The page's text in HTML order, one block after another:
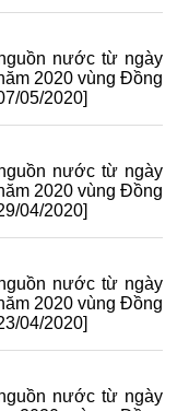
nước từ ngày
2020 vùng Đồng
05/2020]
nước từ ngày
2020 vùng Đồng
04/2020]
nước từ ngày
2020 vùng Đồng
04/2020]
nước từ ngày